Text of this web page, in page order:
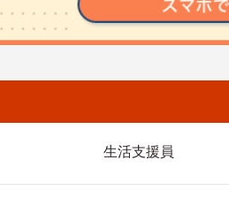
生活支援員